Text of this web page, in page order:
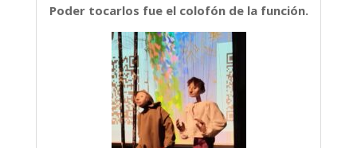
Poder tocarlos fue el colofón de la función.